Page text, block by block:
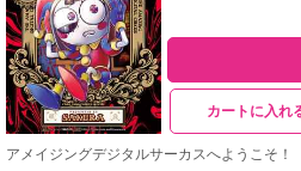
カートに入れ
アメイジングデジタルサーカスへようこそ！